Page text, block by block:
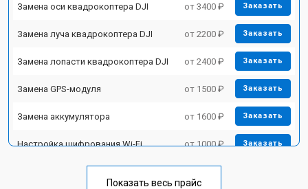
Замена оси квадрокоптера DJI от 3400 ₽ Заказать
Замена луча квадрокоптера DJI от 2200 ₽ Заказать
Замена лопасти квадрокоптера DJI от 2400 ₽ Заказать
Замена GPS-модуля от 1500 ₽ Заказать
Замена аккумулятора от 1600 ₽ Заказать
Настройка шифрования Wi-Fi от 1000 ₽ Заказать
Показать весь прайс